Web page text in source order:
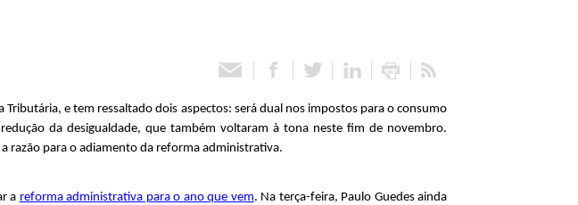
e tem ressaltado dois aspectos: será dual nos impostos para o consumo
da desigualdade, que também voltaram à tona neste fim de novembro.
razão para o adiamento da reforma administrativa.
a reforma administrativa para o ano que vem. Na terça-feira, Paulo Guedes ainda